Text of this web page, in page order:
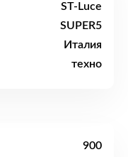
ST-Luce
SUPER5
Италия
техно
900